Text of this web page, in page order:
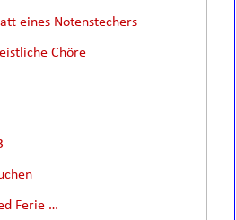
eines Notenstechers
Chöre
Ferie …